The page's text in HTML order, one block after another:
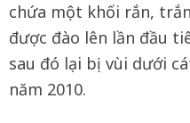
chứa một khối rắn,
được đào lên lần đầu
sau đó lại bị vùi dưới
năm 2010.